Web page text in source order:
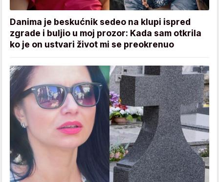
Danima je beskućnik sedeo na klupi ispred
zgrade i buljio u moj prozor: Kada sam otkrila
ko je on ustvari život mi se preokrenuo